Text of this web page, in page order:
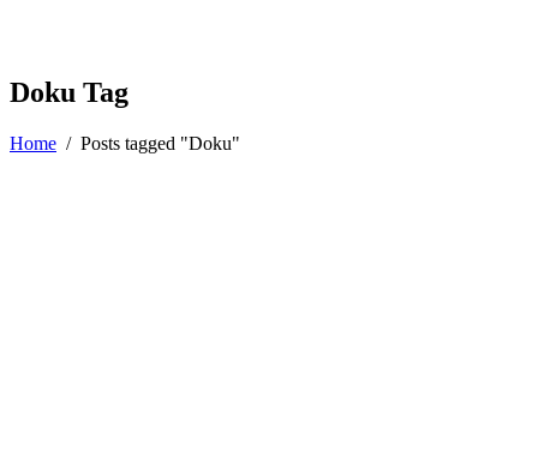
Doku Tag
Home / Posts tagged "Doku"